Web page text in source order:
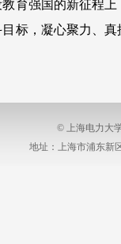
育强国的新征程
标，凝心聚力、
© 上海电力大
地址：上海市浦东新